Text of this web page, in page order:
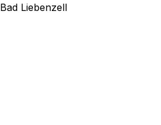
Bad Liebenzell